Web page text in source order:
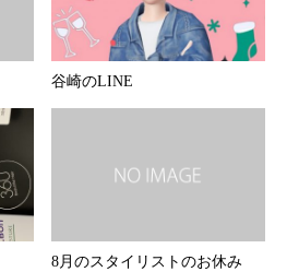
谷崎のLINE
8月のスタイリストのお休み